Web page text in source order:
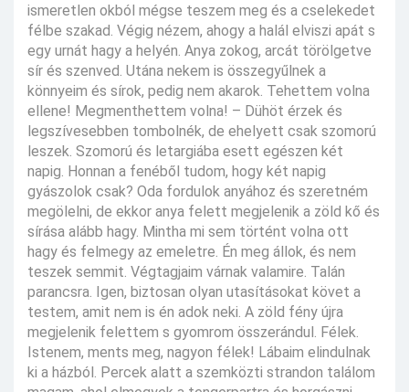
ismeretlen okból mégse teszem meg és a cselekedet
félbe szakad. Végig nézem, ahogy a halál elviszi apát s
egy urnát hagy a helyén. Anya zokog, arcát törölgetve
sír és szenved. Utána nekem is összegyűlnek a
könnyeim és sírok, pedig nem akarok. Tehettem volna
ellene! Megmenthettem volna! – Dühöt érzek és
legszívesebben tombolnék, de ehelyett csak szomorú
leszek. Szomorú és letargiába esett egészen két
napig. Honnan a fenéből tudom, hogy két napig
gyászolok csak? Oda fordulok anyához és szeretném
megölelni, de ekkor anya felett megjelenik a zöld kő és
sírása alább hagy. Mintha mi sem történt volna ott
hagy és felmegy az emeletre. Én meg állok, és nem
teszek semmit. Végtagjaim várnak valamire. Talán
parancsra. Igen, biztosan olyan utasításokat követ a
testem, amit nem is én adok neki. A zöld fény újra
megjelenik felettem s gyomrom összerándul. Félek.
Istenem, ments meg, nagyon félek! Lábaim elindulnak
ki a házból. Percek alatt a szemközti strandon találom